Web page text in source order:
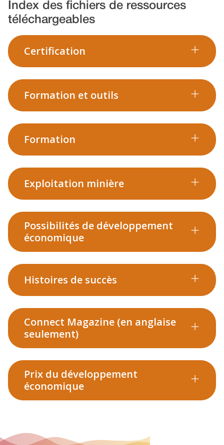
Index des fichiers de ressources
téléchargeables
Certification
Formation et outils
Formation
Exploitation minière
Possibilités de développement
économique
Histoires de succès
Connect Magazine (en anglaise
seulement)
Prix du développement
économique